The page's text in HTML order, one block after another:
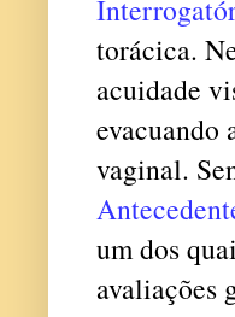
torácica.
acuidade
evacuando
vaginal.
um dos
avaliações